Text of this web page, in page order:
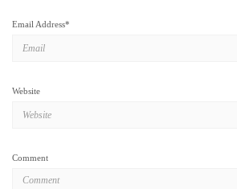
Email Address*
Website
Comment